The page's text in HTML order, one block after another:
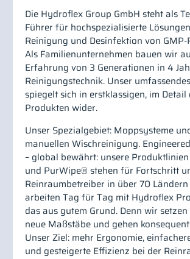
Die Hydroflex Group GmbH steht als
Führer für hochspezialisierte
Reinigung und Desinfektion von GMP-
Als Familienunternehmen bauen wir
Erfahrung von 3 Generationen in 4
Reinigungstechnik. Unser
spiegelt sich in erstklassigen, im
Produkten wider.
Unser Spezialgebiet: Moppsysteme
manuellen Wischreinigung.
– global bewährt: unsere
und PurWipe® stehen für Fortschritt
Reinraumbetreiber in über 70
arbeiten Tag für Tag mit Hydroflex
das aus gutem Grund. Denn wir
neue Maßstäbe und gehen
Unser Ziel: mehr Ergonomie,
und gesteigerte Effizienz bei der